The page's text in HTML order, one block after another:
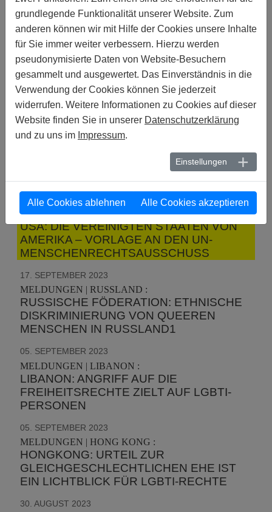
VÖLKER
17. OKTOBER 2023
MELDUNGEN | INDIEN :
INDIEN: DIE FEHLGESCHLAGENE
LEGALISIERUNG DER
GLEICHGESCHLECHTLICHEN EHE IST
EIN "RÜCKSCHLAG" FÜR DIE
MENSCHENRECHTE
09. OKTOBER 2023
SÜDKOREA: VORLAGE AN DEN UN-
09. OKTOBER 2023
MELDUNGEN | USA :
USA: DIE VEREINIGTEN STAATEN VON
AMERIKA – VORLAGE AN DEN UN-
MENSCHENRECHTSAUSSCHUSS
17. SEPTEMBER 2023
MELDUNGEN | RUSSLAND :
RUSSISCHE FÖDERATION: ETHNISCHE
DISKRIMINIERUNG VON QUEEREN
MENSCHEN IN RUSSLAND1
05. SEPTEMBER 2023
MELDUNGEN | LIBANON :
LIBANON: ANGRIFF AUF DIE
FREIHEITSRECHTE ZIELT AUF LGBTI-
PERSONEN
05. SEPTEMBER 2023
MELDUNGEN | HONG KONG :
HONGKONG: URTEIL ZUR
GLEICHGESCHLECHTLICHEN EHE IST
EIN LICHTBLICK FÜR LGBTI-RECHTE
30. AUGUST 2023
grundlegende Funktionalität unserer Website. Zum
anderen können wir mit Hilfe der Cookies unsere Inhalte
für Sie immer weiter verbessern. Hierzu werden
pseudonymisierte Daten von Website-Besuchern
gesammelt und ausgewertet. Das Einverständnis in die
Verwendung der Cookies können Sie jederzeit
widerrufen. Weitere Informationen zu Cookies auf dieser
Website finden Sie in unserer Datenschutzerklärung
und zu uns im Impressum.
Einstellungen
Alle Cookies ablehnen Alle Cookies akzeptieren